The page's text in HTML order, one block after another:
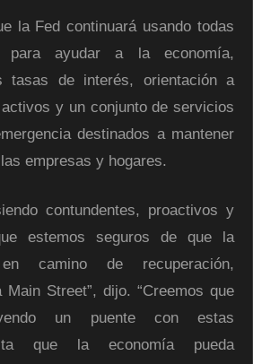
la Fed continuará usando todas
para ayudar a la economía,
tasas de interés, orientación a
y un conjunto de servicios
destinados a mantener
empresas y hogares.
contundentes, proactivos y
estemos seguros de que la
camino de recuperación,
Main Street”, dijo. “Creemos que
un puente con estas
que la economía pueda